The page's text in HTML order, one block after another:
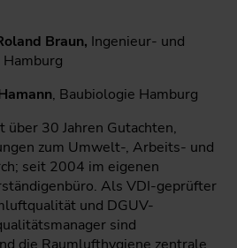
Braun, Ingenieur- und
, Baubiologie Hamburg
über 30 Jahren Gutachten,
zum Umwelt-, Arbeits- und
seit 2004 im eigenen
Als VDI-geprüfter
und DGUV-
sind